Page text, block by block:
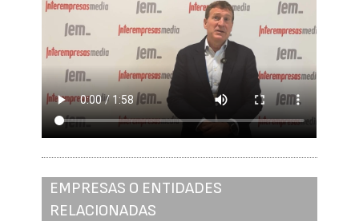
EMPRESAS O ENTIDADES
RELACIONADAS